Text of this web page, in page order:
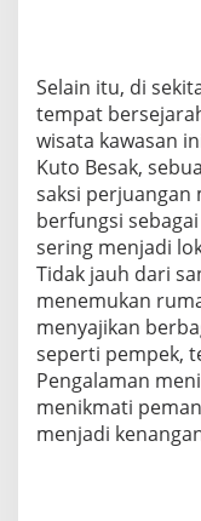
Selain itu, di
tempat
wisata kawasan
Kuto Besak,
saksi perjuangan
berfungsi
sering menjadi
Tidak jauh dari
menemukan
menyajikan
seperti pempek,
Pengalaman
menikmati
menjadi